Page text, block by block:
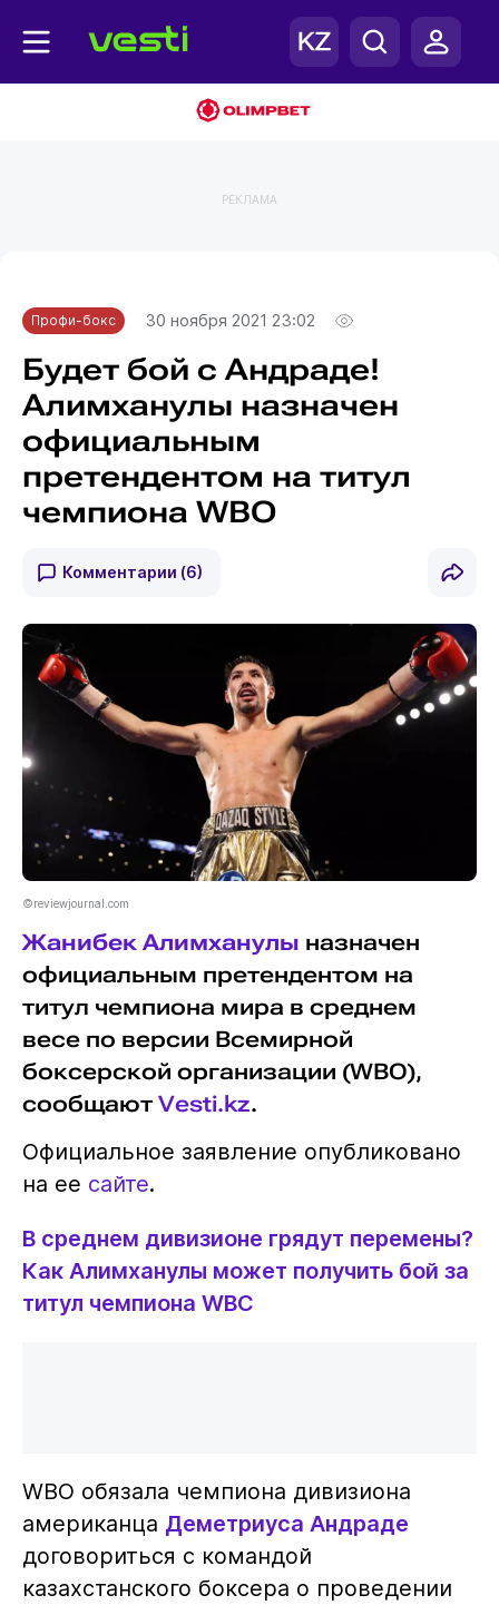
РЕКЛАМА
Профи-бокс 30 ноября 2021 23:02
Будет бой с Андраде!
Алимханулы назначен
официальным
претендентом на титул
чемпиона WBO
Комментарии (6)
©reviewjournal.com
Жанибек Алимханулы назначен
официальным претендентом на
титул чемпиона мира в среднем
весе по версии Всемирной
боксерской организации (WBO),
сообщают Vesti.kz.
Официальное заявление опубликовано
на ее сайте.
В среднем дивизионе грядут перемены?
Как Алимханулы может получить бой за
титул чемпиона WBC
WBO обязала чемпиона дивизиона
американца Деметриуса Андраде
договориться с командой
казахстанского боксера о проведении